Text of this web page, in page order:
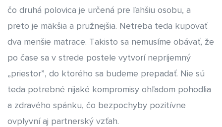
čo druhá polovica je určená pre ľahšiu osobu, a
preto je mäkšia a pružnejšia. Netreba teda kupovať
dva menšie matrace. Takisto sa nemusíme obávať, že
po čase sa v strede postele vytvorí nepríjemný
„priestor”, do ktorého sa budeme prepadať. Nie sú
teda potrebné nijaké kompromisy ohľadom pohodlia
a zdravého spánku, čo bezpochyby pozitívne
ovplyvní aj partnerský vzťah.